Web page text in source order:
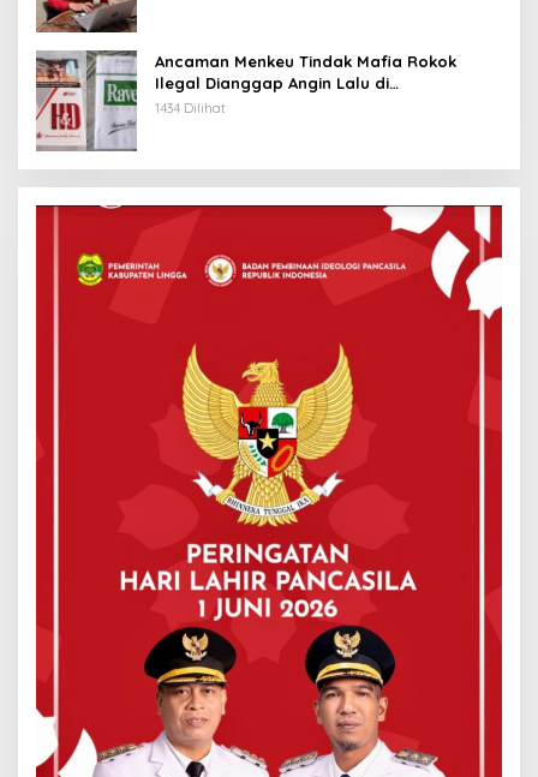
Ancaman Menkeu Tindak Mafia Rokok
Ilegal Dianggap Angin Lalu di
Tanjungpinang
1434 Dilihat